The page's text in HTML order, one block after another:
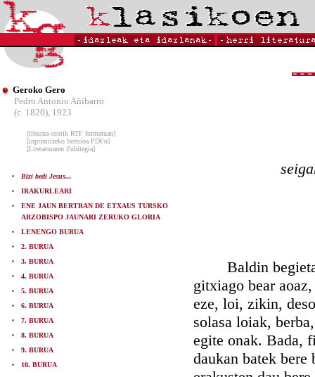
Geroko Gero
Pedro Antonio Añibarro
(c. 1820), 1923
[liburua osorik RTF formatuan]
[inprimitzeko bertsioa PDFn]
[Literaturaren Zubitegia]
Bizi bedi Jesus...
IRAKURLEARI
ENE JAUN BERTRAN DE ETXAUS TURSKO
ARZOBISPO JAUNARI ZERUKO GLORIA
LENENGO BURUA
2. BURUA
3. BURUA
4. BURUA
5. BURUA
6. BURUA
7. BURUA
8. BURUA
9. BURUA
10. BURUA
Baldin
gitxiago bear
eze, loi, zikin,
solasa loiak,
egite onak. Bada,
daukan batek bere